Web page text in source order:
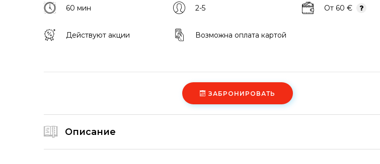
60 мин 2-5 От 60 €
Действуют акции Возможна оплата картой
ЗАБРОНИРОВАТЬ
Описание